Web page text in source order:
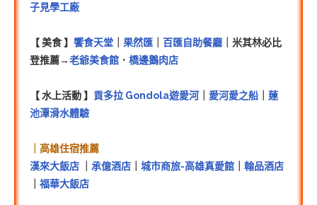
子見學工廠
【 美食 】 饗食天堂 果然匯 百匯自助餐廳 ｜米其林必比
登推薦→老爺美食館 ． 橋邊鵝肉店
【 水上活動 】 貢多拉 Gondola遊愛河 愛河愛之船
蓮
池潭滑水體驗
｜高雄住宿推薦
漢來大飯店
承億酒店 城市商旅-高雄真愛館
翰品酒店
福華大飯店